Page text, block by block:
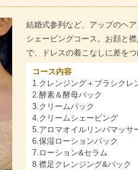
結婚式参列など、アップのヘ
シェービングコース。お顔と
で、ドレスの着こなしに差をつ
コース内容
1.クレンジング＋ブラシクレ
2.酵素＆酵母パック
3.クリームパック
4.クリームシェービング
5.アロマオイルリンパマッサ
6.保湿ローションパック
7.ローション&セラム
8.襟足クレンジング&パック